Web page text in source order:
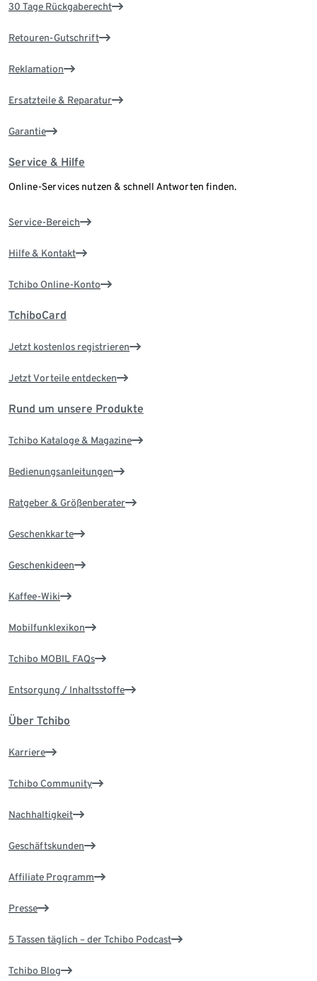
30 Tage Rückgaberecht
Retouren-Gutschrift
Reklamation
Ersatzteile & Reparatur
Garantie
Service & Hilfe
Online-Services nutzen & schnell Antworten finden.
Service-Bereich
Hilfe & Kontakt
Tchibo Online-Konto
TchiboCard
Jetzt kostenlos registrieren
Jetzt Vorteile entdecken
Rund um unsere Produkte
Tchibo Kataloge & Magazine
Bedienungsanleitungen
Ratgeber & Größenberater
Geschenkkarte
Geschenkideen
Kaffee-Wiki
Mobilfunklexikon
Tchibo MOBIL FAQs
Entsorgung / Inhaltsstoffe
Über Tchibo
Karriere
Tchibo Community
Nachhaltigkeit
Geschäftskunden
Affiliate Programm
Presse
5 Tassen täglich – der Tchibo Podcast
Tchibo Blog